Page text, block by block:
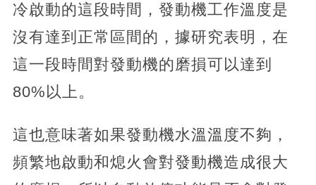
冷啟動的這段時間，發動機工作溫度是
沒有達到正常區間的，據研究表明，在
這一段時間對發動機的磨損可以達到
80%以上。
這也意味著如果發動機水溫溫度不夠，
頻繁地啟動和熄火會對發動機造成很大